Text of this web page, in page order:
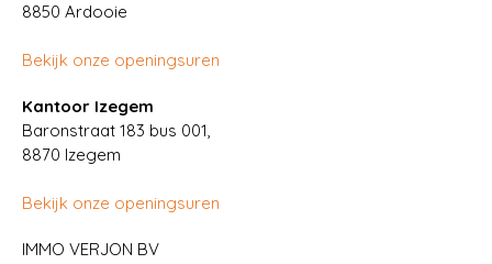
8850 Ardooie
Bekijk onze openingsuren
Kantoor Izegem
Baronstraat 183 bus 001,
8870 Izegem
Bekijk onze openingsuren
IMMO VERJON BV